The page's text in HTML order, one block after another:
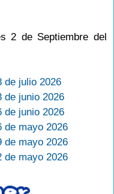
2 de Septiembre del
de julio 2026
de junio 2026
de junio 2026
de mayo 2026
de mayo 2026
de mayo 2026